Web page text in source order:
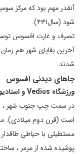
شود (سال۴۳۱).
تصرف و غارت افسوس توسط
آخرین بقایای شهر هم
شدند.
جاهای دیدنی افسوس
ورزشگاه Vediusو
است (قرن دوم میلادی).
مستطیلی با حیاطی
پوشیده شده از مرمر ،